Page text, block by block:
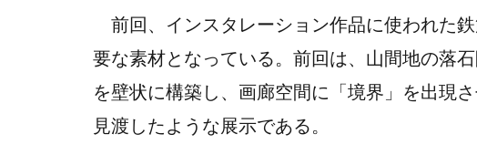
前回、インスタレーション作品に使われた
要な素材となっている。前回は、山間地の落
を壁状に構築し、画廊空間に「境界」を出現
見渡したような展示である。